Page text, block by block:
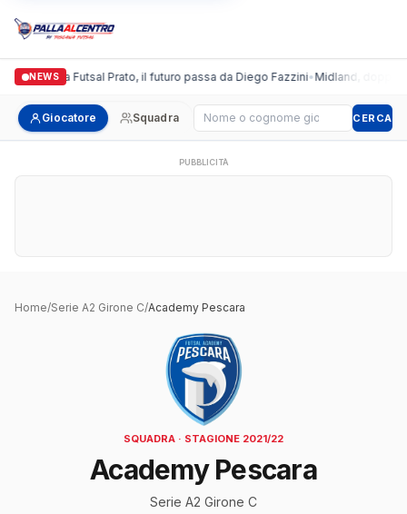
NEWS
Italgronda Futsal Prato, il futuro passa da Diego Fazzini•Midland, doppio
Giocatore Squadra Cerca giocatore CERCA
PUBBLICITÀ
Home/Serie A2 Girone C/Academy Pescara
SQUADRA · STAGIONE 2021/22
Academy Pescara
Serie A2 Girone C